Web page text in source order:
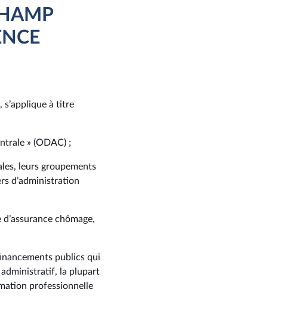
s’applique à titre
» (ODAC) ;
leurs groupements
d’administration
chômage,
publics qui
administratif, la plupart
professionnelle